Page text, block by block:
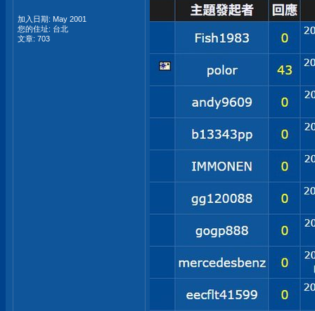
加入日期: May 2001
您的住址: 台北
文章: 703